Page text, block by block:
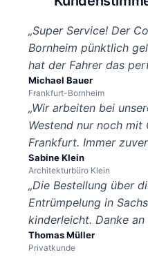
„Super Service! Der
Bornheim pünktlich
hat der Fahrer das
Michael Bauer
Frankfurt-Bornheim
„Wir arbeiten bei
Westend nur noch mit
Frankfurt. Immer
Sabine Klein
Architekturbüro Klein
„Die Bestellung über
Entrümpelung in
kinderleicht. Danke an
Thomas Müller
Privatkunde